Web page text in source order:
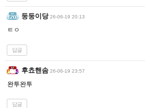
둥둥이당 26-06-19 20:13
ㅌㅇ
답글
후쵸핸솜 26-06-19 23:57
완투완투
답글